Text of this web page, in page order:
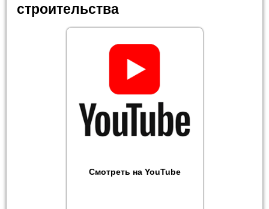
строительства
Смотреть на YouTube